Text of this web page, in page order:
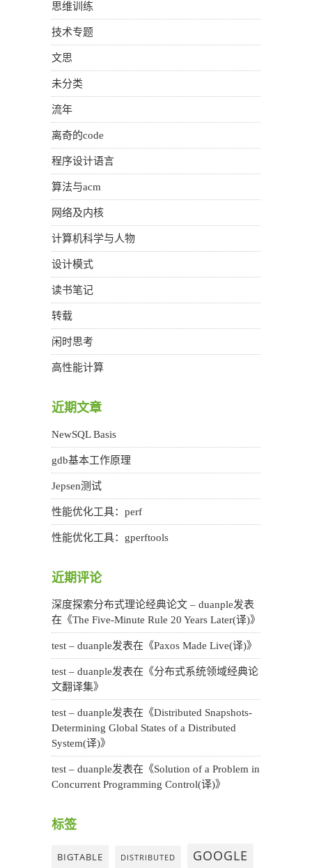
思维训练
技术专题
文思
未分类
流年
离奇的code
程序设计语言
算法与acm
网络及内核
计算机科学与人物
设计模式
读书笔记
转载
闲时思考
高性能计算
近期文章
NewSQL Basis
gdb基本工作原理
Jepsen测试
性能优化工具：perf
性能优化工具：gperftools
近期评论
深度探索分布式理论经典论文 – duanple发表
在《The Five-Minute Rule 20 Years Later(译)》
test – duanple发表在《Paxos Made Live(译)》
test – duanple发表在《分布式系统领域经典论
文翻译集》
test – duanple发表在《Distributed Snapshots-
Determining Global States of a Distributed
System(译)》
test – duanple发表在《Solution of a Problem in
Concurrent Programming Control(译)》
标签
BIGTABLE DISTRIBUTED GOOGLE